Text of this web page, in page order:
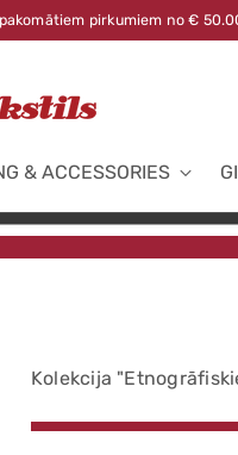
pirkumiem no €
& ACCESSORIES
Kolekcija